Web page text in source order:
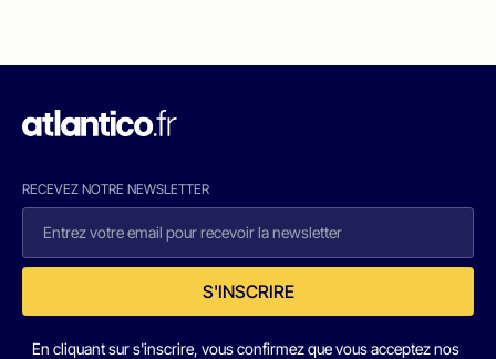
RECEVEZ NOTRE NEWSLETTER
S'INSCRIRE
En cliquant sur s'inscrire, vous confirmez que vous acceptez nos